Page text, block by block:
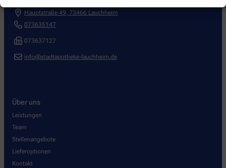
Hauptstraße 49 73466 Lauchheim
073635147
073637127
info@stadtapotheke-lauchheim.de
Über uns
Leistungen
Team
Stellenangebote
Lieferoptionen
Kontakt